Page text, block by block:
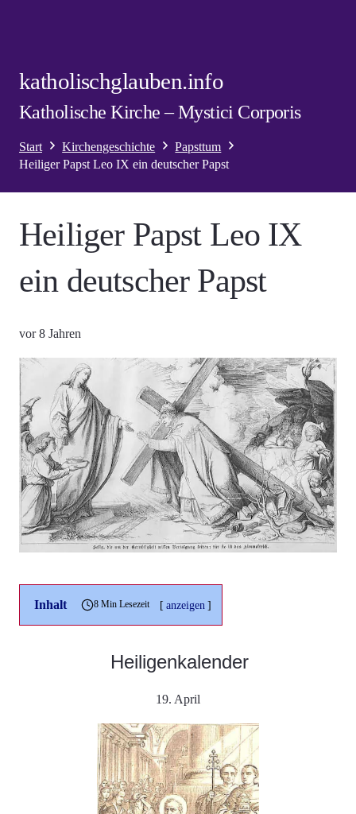
katholischglauben.info
Katholische Kirche – Mystici Corporis
Start Kirchengeschichte
Papsttum
Heiliger Papst Leo IX ein deutscher Papst
Heiliger Papst Leo IX
ein deutscher Papst
vor 8 Jahren
Inhalt 8 Min Lesezeit [ anzeigen ]
Heiligenkalender
19. April